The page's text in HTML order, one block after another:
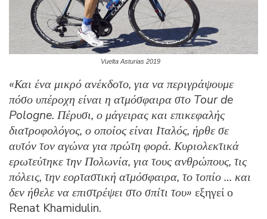
Vuelta Asturias 2019
«Και ένα μικρό ανέκδοτο, για να περιγράψουμε
πόσο υπέροχη είναι η ατμόσφαιρα στο Tour de
Pologne. Πέρυσι, ο μάγειρας και επικεφαλής
διατροφολόγος, ο οποίος είναι Ιταλός, ήρθε σε
αυτόν τον αγώνα για πρώτη φορά. Κυριολεκτικά
ερωτεύτηκε την Πολωνία, για τους ανθρώπους, τις
πόλεις, την εορταστική ατμόσφαιρα, το τοπίο … και
δεν ήθελε να επιστρέψει στο σπίτι του» εξηγεί ο
Renat Khamidulin.